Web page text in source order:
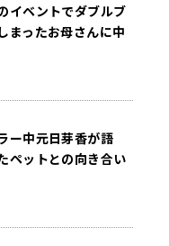
イベントでダブルブ
まったお母さんに中
ー中元日芽香が語
ペットとの向き合い